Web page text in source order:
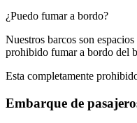
¿Puedo fumar a bordo?
Nuestros barcos son
prohibido fumar a bordo del
Esta completamente
Embarque de